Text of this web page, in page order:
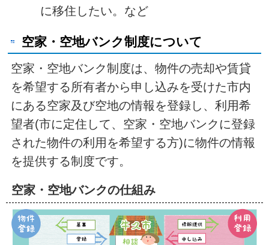
に移住したい。など
空家・空地バンク制度について
空家・空地バンク制度は、物件の売却や賃貸
を希望する所有者から申し込みを受けた市内
にある空家及び空地の情報を登録し、利用希
望者(市に定住して、空家・空地バンクに登録
された物件の利用を希望する方)に物件の情報
を提供する制度です。
空家・空地バンクの仕組み